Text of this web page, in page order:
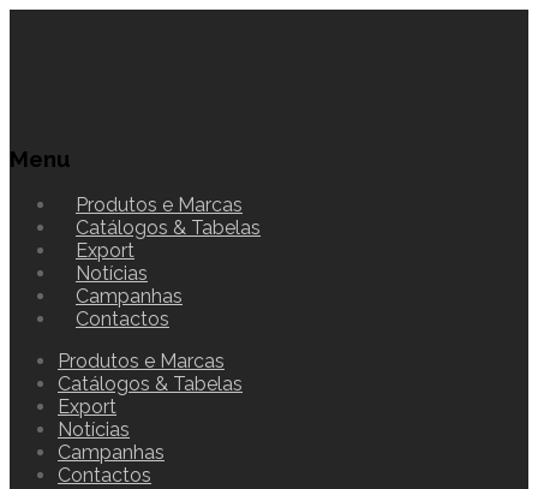
Menu
Produtos e Marcas
Catálogos & Tabelas
Export
Notícias
Campanhas
Contactos
Produtos e Marcas
Catálogos & Tabelas
Export
Notícias
Campanhas
Contactos